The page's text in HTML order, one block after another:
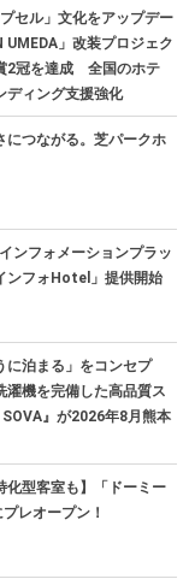
セル」文化をアップデー
UMEDA」改装プロジェク
2冠を達成 全国のホテ
ディング支援強化
につながる。芝パークホ
ンフォメーションプラッ
ンフォHotel」提供開始
に泊まる」をコンセプ
濯機を完備した高品質ス
』が2026年8月熊本
化型客室も】「ドーミー
レオープン！